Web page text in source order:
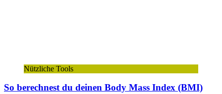
Nützliche Tools
So berechnest du deinen Body Mass Index (BMI)